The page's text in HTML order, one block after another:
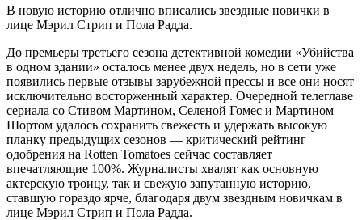
В новую историю отлично вписались звездные новички в
лице Мэрил Стрип и Пола Радда.
До премьеры третьего сезона детективной комедии «Убийства
в одном здании» осталось менее двух недель, но в сети уже
появились первые отзывы зарубежной прессы и все они носят
исключительно восторженный характер. Очередной телеглаве
сериала со Стивом Мартином, Селеной Гомес и Мартином
Шортом удалось сохранить свежесть и удержать высокую
планку предыдущих сезонов — критический рейтинг
одобрения на Rotten Tomatoes сейчас составляет
впечатляющие 100%. Журналисты хвалят как основную
актерскую троицу, так и свежую запутанную историю,
ставшую гораздо ярче, благодаря двум звездным новичкам в
лице Мэрил Стрип и Пола Радда.